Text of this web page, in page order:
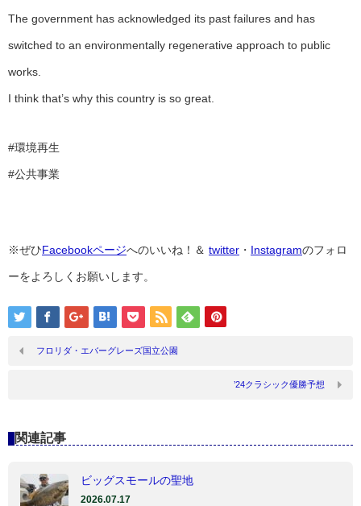
The government has acknowledged its past failures and has
switched to an environmentally regenerative approach to public
works.
I think that’s why this country is so great.
#環境再生
#公共事業
※ぜひFacebookページへのいいね！＆ twitter ・ Instagramのフォロ
ーをよろしくお願いします。
フロリダ・エバーグレーズ国立公園
’24クラシック優勝予想
関連記事
ビッグスモールの聖地
2026.07.17